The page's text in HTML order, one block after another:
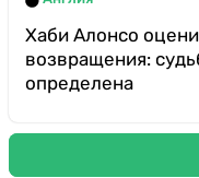
Хаби Алонсо
возвращения:
определена